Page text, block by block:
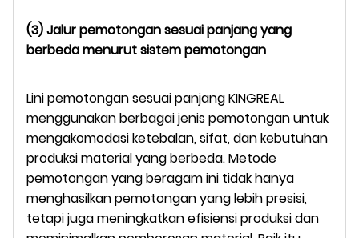
(3) Jalur pemotongan sesuai panjang yang
berbeda menurut sistem pemotongan
Lini pemotongan sesuai panjang KINGREAL
menggunakan berbagai jenis pemotongan untuk
mengakomodasi ketebalan, sifat, dan kebutuhan
produksi material yang berbeda. Metode
pemotongan yang beragam ini tidak hanya
menghasilkan pemotongan yang lebih presisi,
tetapi juga meningkatkan efisiensi produksi dan